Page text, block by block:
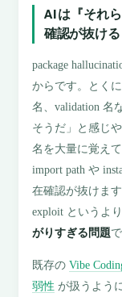
AI は『それ
確認が抜け
package
からです。とく
名、validation 名
そうだ」と感じ
名を大量に覚え
import path や
在確認が抜けま
exploit というよ
がりすぎる問題
既存のVibe
弱性 が扱うよう